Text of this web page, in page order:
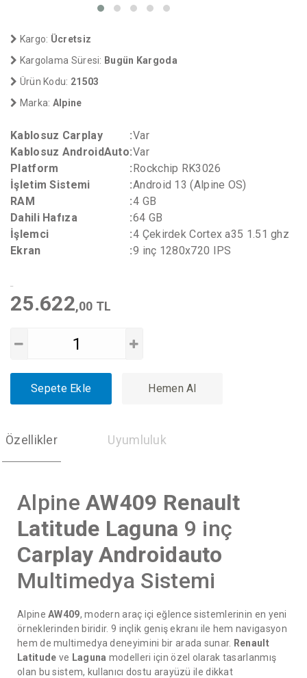
Kargo: Ücretsiz
Kargolama Süresi: Bugün Kargoda
Ürün Kodu: 21503
Marka: Alpine
Kablosuz Carplay :Var
Kablosuz AndroidAuto:Var
Platform
:Rockchip RK3026
İşletim Sistemi
:Android 13 (Alpine OS)
RAM
:4 GB
Dahili Hafıza
:64 GB
İşlemci
:4 Çekirdek Cortex a35 1.51 ghz
Ekran
:9 inç 1280x720 IPS
25.622,00 TL
Sepete Ekle Hemen Al
Özellikler Uyumluluk
AlpineAW409 Renault
Latitude Laguna 9 inç
Carplay Androidauto
Multimedya Sistemi
AlpineAW409, modern araç içi eğlence sistemlerinin en yeni
örneklerinden biridir. 9 inçlik geniş ekranı ile hem navigasyon
hem de multimedya deneyimini bir arada sunar. Renault
Latitude ve Laguna modelleri için özel olarak tasarlanmış
olan bu sistem, kullanıcı dostu arayüzü ile dikkat